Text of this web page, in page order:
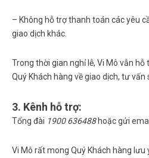
– Không hỗ trợ thanh toán các yêu
giao dịch khác.
Trong thời gian nghỉ lễ, Vi Mô vẫn
Quý Khách hàng về giao dịch, tư vấn
3. Kênh hỗ trợ:
Tổng đài 1900 636488hoặc gửi
Vi Mô rất mong Quý Khách hàng lưu